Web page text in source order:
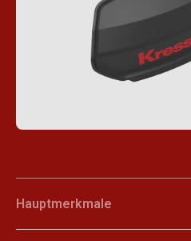
Hauptmerkmale